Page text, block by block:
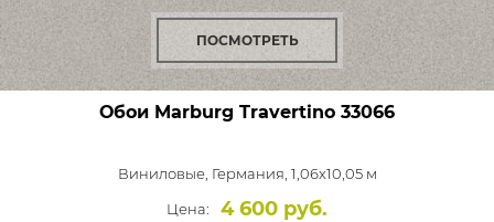
ПОСМОТРЕТЬ
Обои Marburg Travertino 33066
Виниловые, Германия, 1,06x10,05 м
Цена:
4 600 руб.